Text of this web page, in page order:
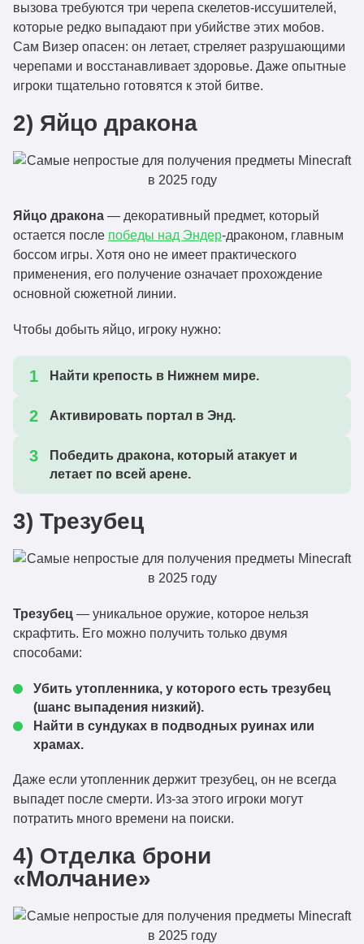
вызова требуются три черепа скелетов-иссушителей,
которые редко выпадают при убийстве этих мобов.
Сам Визер опасен: он летает, стреляет разрушающими
черепами и восстанавливает здоровье. Даже опытные
игроки тщательно готовятся к этой битве.
2) Яйцо дракона
Яйцо дракона — декоративный предмет, который
остается после победы над Эндер-драконом, главным
боссом игры. Хотя оно не имеет практического
применения, его получение означает прохождение
основной сюжетной линии.
Чтобы добыть яйцо, игроку нужно:
Найти крепость в Нижнем мире.
Активировать портал в Энд.
Победить дракона, который атакует и
летает по всей арене.
3) Трезубец
Трезубец — уникальное оружие, которое нельзя
скрафтить. Его можно получить только двумя
способами:
Убить утопленника, у которого есть трезубец
(шанс выпадения низкий).
Найти в сундуках в подводных руинах или
храмах.
Даже если утопленник держит трезубец, он не всегда
выпадет после смерти. Из-за этого игроки могут
потратить много времени на поиски.
4) Отделка брони
«Молчание»